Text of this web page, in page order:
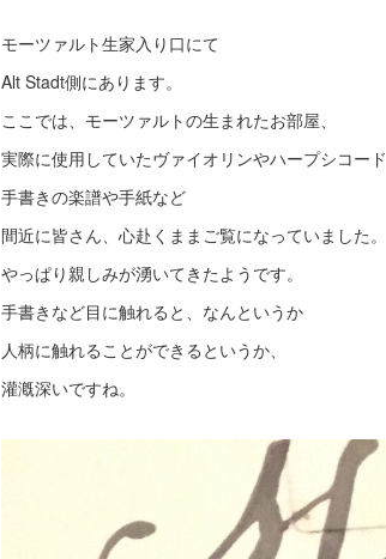
モーツァルト生家入り口にて
Alt Stadt側にあります。
ここでは、モーツァルトの生まれたお部屋、
実際に使用していたヴァイオリンやハープシコード
手書きの楽譜や手紙など
間近に皆さん、心赴くままご覧になっていました。
やっぱり親しみが湧いてきたようです。
手書きなど目に触れると、なんというか
人柄に触れることができるというか、
灌漑深いですね。